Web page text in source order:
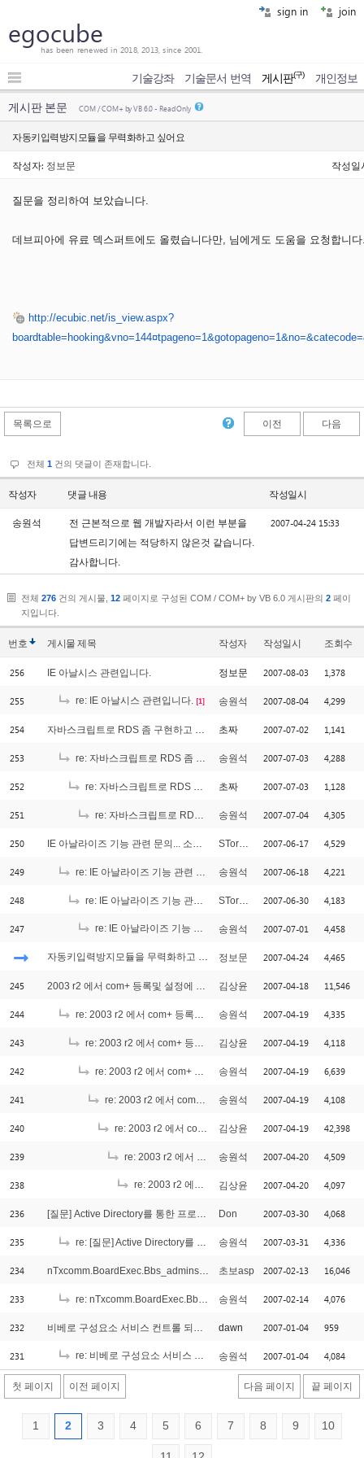
sign in join
egocube
has been renewed in 2018, 2013, since 2001.
기술강좌 기술문서 번역 게시판(구) 개인정보
게시판 본문 COM / COM+ by VB 6.0 - Read Only
자동키입력방지모듈을 무력화하고 싶어요
작성자: 정보문 작성일
질문을 정리하여 보았습니다.
데브피아에 유료 덱스퍼트에도 올렸습니다만, 님에게도 도움을 요청합니
http://ecubic.net/is_view.aspx?
목록으로 이전 다음
전체 1 건의 댓글이 존재합니다.
작성자 댓글 내용 작성일시
송원석
전 근본적으로 웹 개발자라서 이런 부분을
답변드리기에는 적당하지 않은것 같습니다.
감사합니다.
2007-04-24 15:33
전체 276 건의 게시물, 12 페이지로 구성된 COM / COM+ by VB 6.0 게시판의 2 페이
지입니다.
번호 게시물제목 작성자 작성일시 조회수
256 IE 아날시스 관련입니다. 정보문 2007-08-03 1,378
255 re: IE 아날시스 관련입니다. [1] 송원석 2007-08-04 4,299
254 자바스크립트로 RDS 좀 구현하고 싶은데.... 초짜 2007-07-02 1,141
253 re: 자바스크립트로 RDS 좀 구현하고 싶은데.... 송원석 2007-07-03 4,288
252 re: 자바스크립트로 RDS 좀 구현하고 싶은데.... 초짜 2007-07-03 1,128
251 re: 자바스크립트로 RDS 좀 구현하고 싶은데.... 송원석 2007-07-04 4,305
250 IE 아날라이즈 기능 관련 문의... 소스 문의... STormer 2007-06-17 4,529
249 re: IE 아날라이즈 기능 관련 문의... 소스 문의... 송원석 2007-06-18 4,221
248 re: IE 아날라이즈 기능 관련 문의... 소스 문의... STormer 2007-06-30 4,183
247 re: IE 아날라이즈 기능 관련 문의... 소스 문의... [1]
송원석 2007-07-01 4,458
자동키입력방지모듈을 무력화하고 싶어요 [1]
정보문 2007-04-24 4,465
245 2003 r2 에서 com+ 등록및 설정에 관해서 김상윤 2007-04-18 11,546
244 re: 2003 r2 에서 com+ 등록및 설정에 관해서 송원석 2007-04-19 4,335
243 re: 2003 r2 에서 com+ 등록및 설정에 관해서 김상윤 2007-04-19 4,118
242 re: 2003 r2 에서 com+ 등록및 설정에 관해서 송원석 2007-04-19 6,639
241 re: 2003 r2 에서 com+ 등록및 설정에 관해서 송원석 2007-04-19 4,108
240 re: 2003 r2 에서 com+ 등록및 설정에 관해서 김상윤 2007-04-19 42,398
239 re: 2003 r2 에서 com+ 등록및 설정에 관해서 송원석 2007-04-20 4,509
238 re: 2003 r2 에서 com+ 등록및 설정에 관해서 [1]
김상윤 2007-04-20 4,097
236 [질문] Active Directory를 통한 프로그램 사용인증 Don 2007-03-30 4,068
235 re: [질문] Active Directory를 통한 프로그램 사용인증 송원석 2007-03-31 4,336
234 nTxcomm.BoardExec.Bbs_admins_Select 오류 '8004d00a' 초보asp 2007-02-13 16,046
233 re: nTxcomm.BoardExec.Bbs_admins_Select 오류 '8004d00a' 송원석 2007-02-14 4,076
232 비베로 구성요소 서비스 컨트롤 되나요? dawn 2007-01-04 959
231 re: 비베로 구성요소 서비스 컨트롤 되나요? [1]
송원석 2007-01-04 4,084
첫 페이지 이전 페이지 다음 페이지 끝 페이지
1 2 3 4 5 6 7 8 9 10